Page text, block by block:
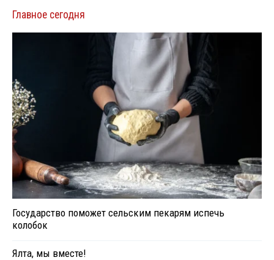
Главное сегодня
Государство поможет сельским пекарям испечь
колобок
Ялта, мы вместе!